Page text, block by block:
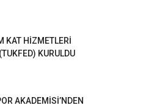
KAT HİZMETLERİ
KURULDU
AKADEMİSİ’NDEN